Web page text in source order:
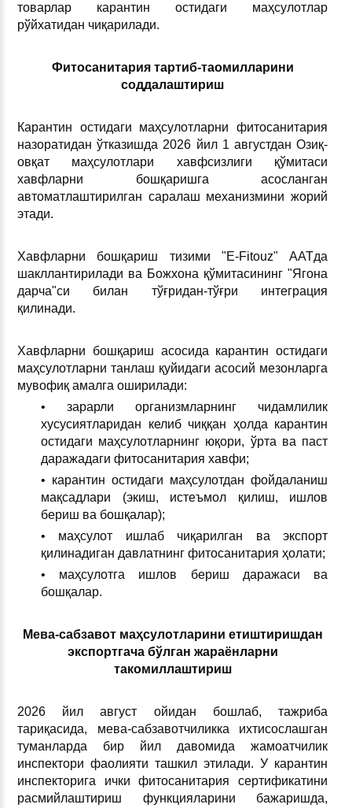
товарлар карантин остидаги маҳсулотлар
рўйхатидан чиқарилади.
Фитосанитария тартиб-таомилларини
соддалаштириш
Карантин остидаги маҳсулотларни фитосанитария
назоратидан ўтказишда 2026 йил 1 августдан Озиқ-
овқат маҳсулотлари хавфсизлиги қўмитаси
хавфларни бошқаришга асосланган
автоматлаштирилган саралаш механизмини жорий
этади.
Хавфларни бошқариш тизими "E-Fitouz" ААТда
шакллантирилади ва Божхона қўмитасининг "Ягона
дарча"си билан тўғридан-тўғри интеграция
қилинади.
Хавфларни бошқариш асосида карантин остидаги
маҳсулотларни танлаш қуйидаги асосий мезонларга
мувофиқ амалга оширилади:
• зарарли организмларнинг чидамлилик
хусусиятларидан келиб чиққан ҳолда карантин
остидаги маҳсулотларнинг юқори, ўрта ва паст
даражадаги фитосанитария хавфи;
• карантин остидаги маҳсулотдан фойдаланиш
мақсадлари (экиш, истеъмол қилиш, ишлов
бериш ва бошқалар);
• маҳсулот ишлаб чиқарилган ва экспорт
қилинадиган давлатнинг фитосанитария ҳолати;
• маҳсулотга ишлов бериш даражаси ва
бошқалар.
Мева-сабзавот маҳсулотларини етиштиришдан
экспортгача бўлган жараёнларни
такомиллаштириш
2026 йил август ойидан бошлаб, тажриба
тариқасида, мева-сабзавотчиликка ихтисослашган
туманларда бир йил давомида жамоатчилик
инспектори фаолияти ташкил этилади. У карантин
инспекторига ички фитосанитария сертификатини
расмийлаштириш функцияларини бажаришда,